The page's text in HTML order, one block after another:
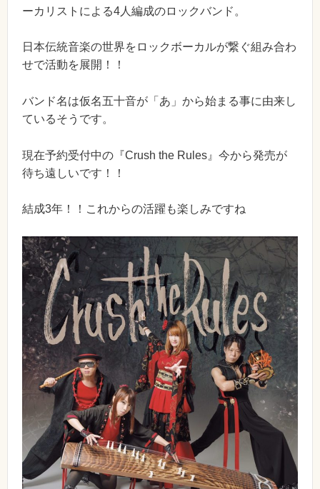
ーカリストによる4人編成のロックバンド。
日本伝統音楽の世界をロックボーカルが繋ぐ組み合わ
せで活動を展開！！
バンド名は仮名五十音が「あ」から始まる事に由来し
ているそうです。
現在予約受付中の『Crush the Rules』今から発売が
待ち遠しいです！！
結成3年！！これからの活躍も楽しみですね